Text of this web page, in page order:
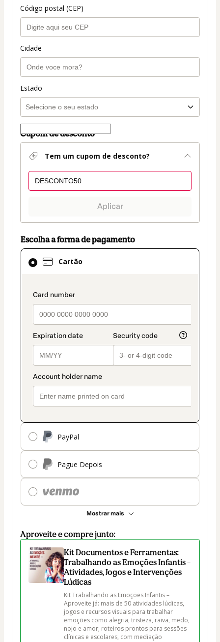
Código postal (CEP)
Cidade
Estado
Cupom de desconto
Tem um cupom de desconto?
Aplicar
Escolha a forma de pagamento
Cartão
payment_data.section_title_v2
PayPal
Pague Depois
Mostrar mais
Cartão
selecionado
pagamento
Aproveite e compre junto:
Kit Documentos e Ferramentas:
Trabalhando as Emoções Infantis –
Atividades, Jogos e Intervenções
Lúdicas
Kit Trabalhando as Emoções Infantis –
Aproveite já: mais de 50 atividades lúdicas,
jogos e recursos visuais para trabalhar
emoções como alegria, tristeza, raiva, medo,
nojo e amor; roteiros prontos para sessões
clínicas e escolares, com mediação